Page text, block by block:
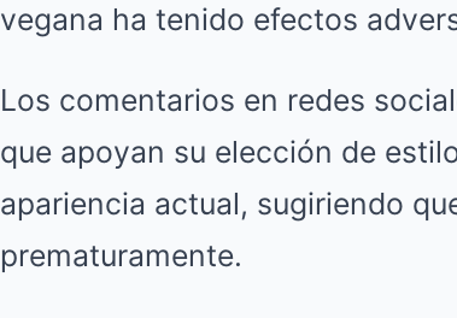
vegana ha tenido efectos
Los comentarios en redes
que apoyan su elección de
apariencia actual, sugiriendo
prematuramente.